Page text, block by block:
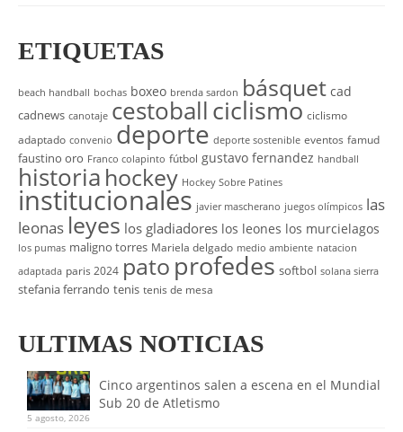
ETIQUETAS
beach handball bochas boxeo brenda sardon básquet cad
cadnews canotaje cestoballciclismo ciclismo
adaptado convenio deporte deporte sostenible eventos famud
faustino oro Franco colapinto fútbol gustavo fernandez handball
historia hockey Hockey Sobre Patines
institucionales javier mascherano juegos olímpicos las
leonas leyes los gladiadores los leones los murcielagos
los pumas maligno torres Mariela delgado medio ambiente natacion
adaptada paris 2024 pato profedes softbol solana sierra
stefania ferrando tenis tenis de mesa
ULTIMAS NOTICIAS
Cinco argentinos salen a escena en el Mundial
Sub 20 de Atletismo
5 agosto, 2026